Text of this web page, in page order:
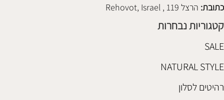
כתובת: הרצל 119 , Rehovot, Israel
קטגוריות נבחרות
SALE
NATURAL STYLE
רהיטים לסלון